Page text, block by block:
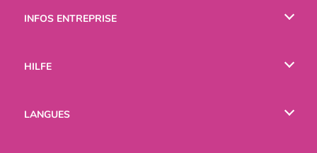
INFOS ENTREPRISE
HILFE
LANGUES